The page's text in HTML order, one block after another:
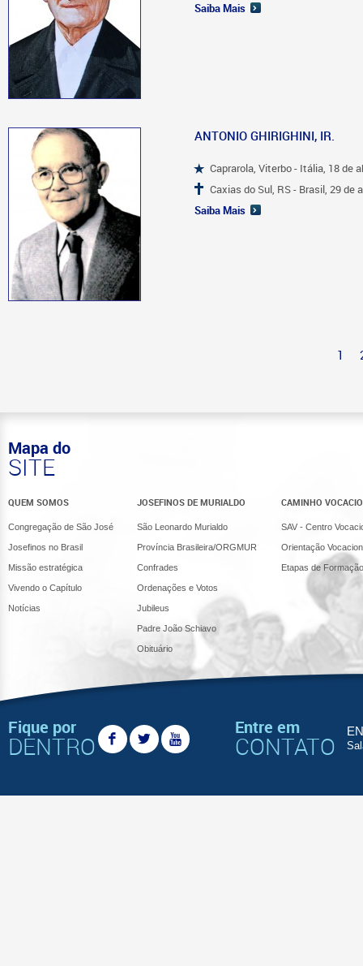
Saiba Mais
ANTONIO GHIRIGHINI, IR.
Caprarola, Viterbo - Itália, 18 de
Caxias do Sul, RS - Brasil, 29 de
Saiba Mais
1
Mapa do
SITE
QUEM SOMOS
Congregação de São José
Josefinos no Brasil
Missão estratégica
Vivendo o Capítulo
Notícias
JOSEFINOS DE MURIALDO
São Leonardo Murialdo
Província Brasileira/ORGMUR
Confrades
Ordenações e Votos
Jubileus
Padre João Schiavo
Obituário
CAMINHO
SAV - Centro
Orientação
Etapas de Formação
Fique por
DENTRO
Entre em
CONTATO